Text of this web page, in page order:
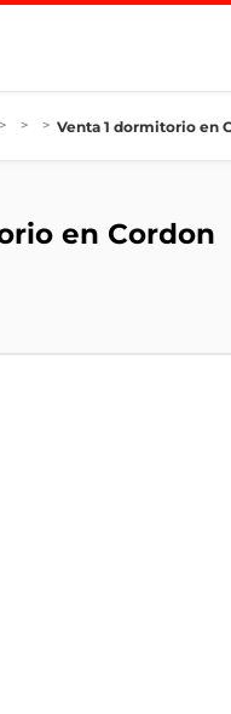
> > > Venta 1 dormitorio en
en Cordon